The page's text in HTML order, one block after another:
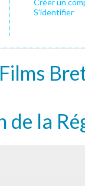
Créer un
S’identifier
de la